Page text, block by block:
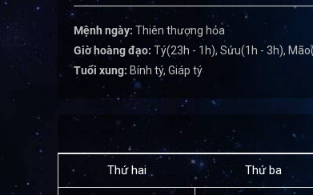
Mệnh ngày: Thiên thượng hỏa
Giờ hoàng đạo: Tý(23h - 1h), Sửu(1h - 3h),
Tuổi xung: Bính tý, Giáp tý
Thứ hai Thứ ba